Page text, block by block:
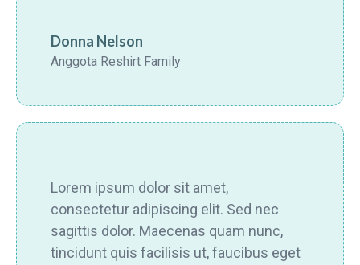
Donna Nelson
Anggota Reshirt Family
Lorem ipsum dolor sit amet,
consectetur adipiscing elit. Sed nec
sagittis dolor. Maecenas quam nunc,
tincidunt quis facilisis ut, faucibus eget